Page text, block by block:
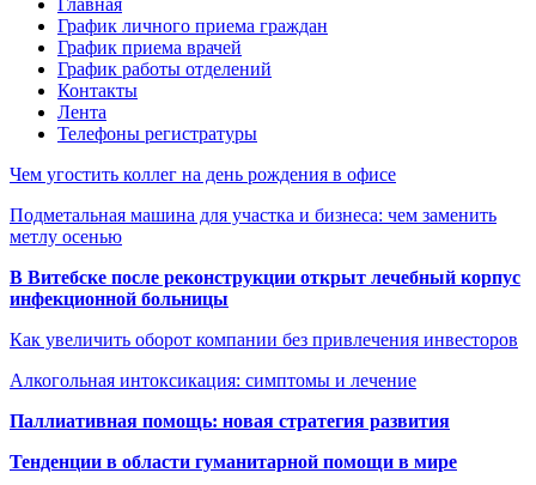
Главная
График личного приема граждан
График приема врачей
График работы отделений
Контакты
Лента
Телефоны регистратуры
Чем угостить коллег на день рождения в офисе
Подметальная машина для участка и бизнеса: чем заменить
метлу осенью
В Витебске после реконструкции открыт лечебный корпус
инфекционной больницы
Как увеличить оборот компании без привлечения инвесторов
Алкогольная интоксикация: симптомы и лечение
Паллиативная помощь: новая стратегия развития
Тенденции в области гуманитарной помощи в мире